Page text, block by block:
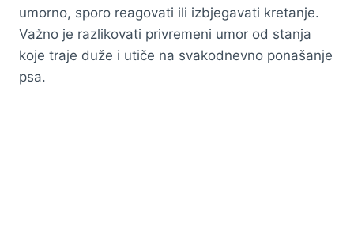
umorno, sporo reagovati ili izbjegavati kretanje.
Važno je razlikovati privremeni umor od stanja
koje traje duže i utiče na svakodnevno ponašanje
psa.